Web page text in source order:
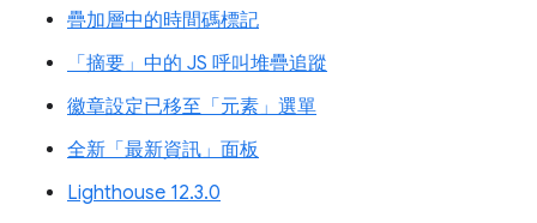
疊加層中的時間碼標記
「摘要」中的 JS 呼叫堆疊追蹤
徽章設定已移至「元素」選單
全新「最新資訊」面板
Lighthouse 12.3.0